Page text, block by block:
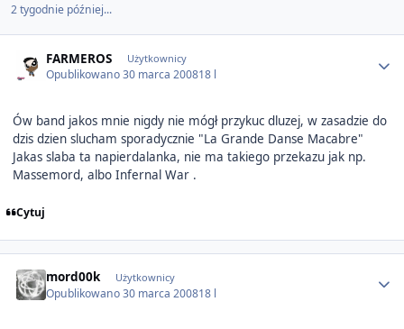
2 tygodnie później...
FARMEROS Użytkownicy
Opublikowano30 marca 200818 l
Ów band jakos mnie nigdy nie mógł przykuc dluzej, w zasadzie do
dzis dzien slucham sporadycznie "La Grande Danse Macabre"
Jakas slaba ta napierdalanka, nie ma takiego przekazu jak np.
Massemord, albo Infernal War .
Cytuj
mord00k Użytkownicy
Opublikowano30 marca 200818 l